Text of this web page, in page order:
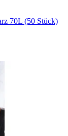
70L (50 Stück)